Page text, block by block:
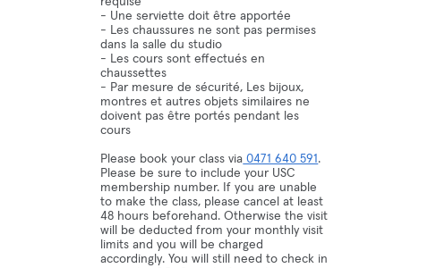
- Une serviette doit être apportée
- Les chaussures ne sont pas permises
dans la salle du studio
- Les cours sont effectués en
chaussettes
- Par mesure de sécurité, Les bijoux,
montres et autres objets similaires ne
doivent pas être portés pendant les
cours
Please book your class via 0471 640 591 .
Please be sure to include your USC
membership number. If you are unable
to make the class, please cancel at least
48 hours beforehand. Otherwise the visit
will be deducted from your monthly visit
limits and you will be charged
accordingly. You will still need to check in